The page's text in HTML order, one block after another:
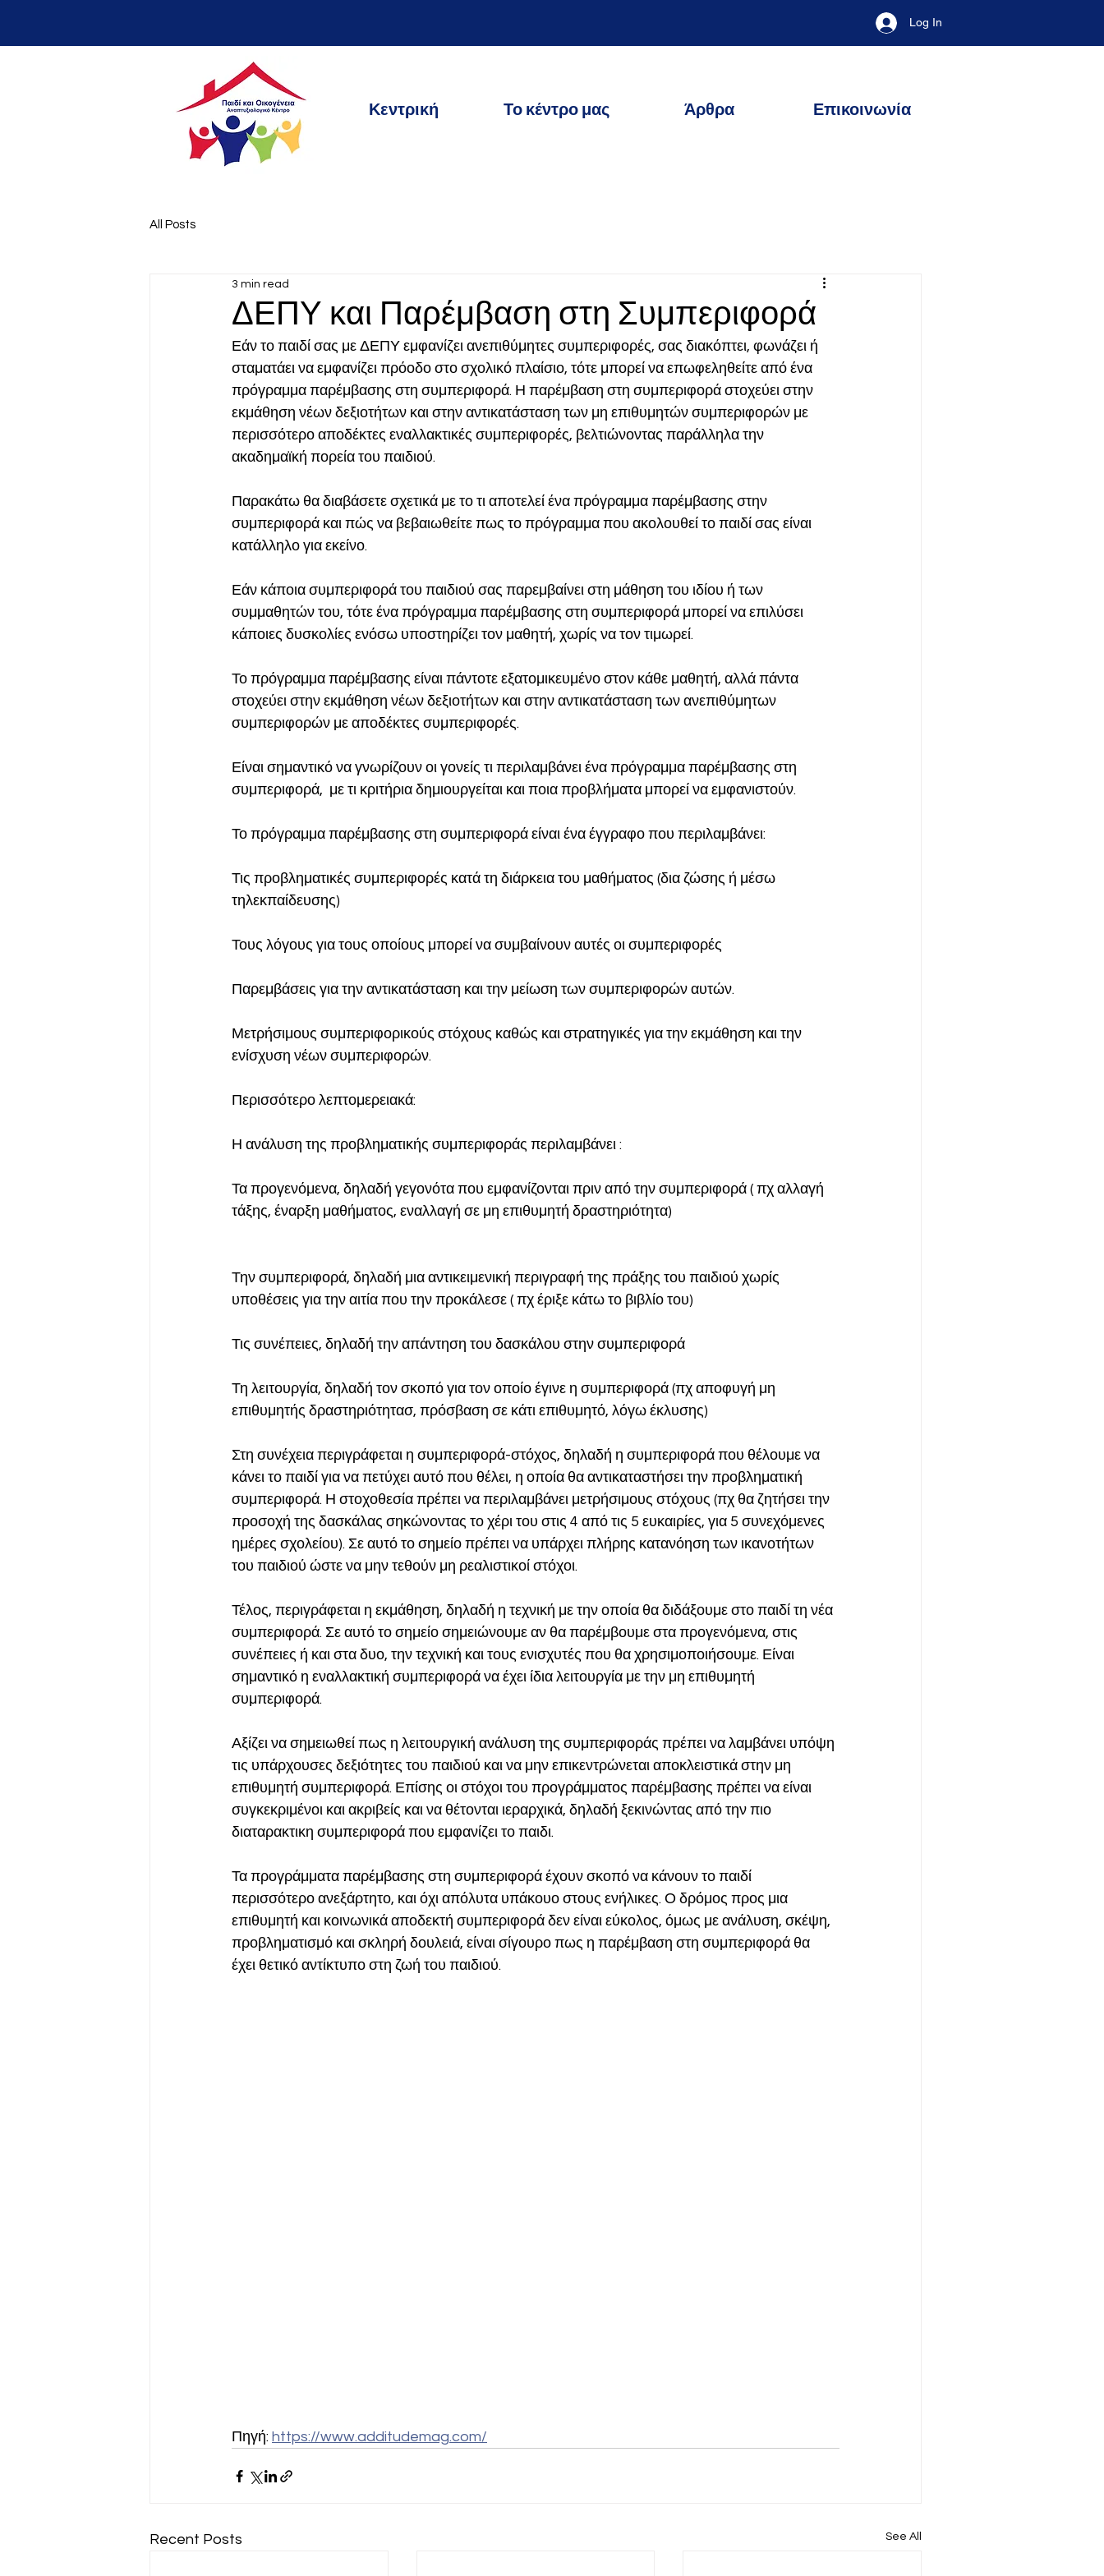
Log In
Κεντρική Το κέντρο μας Άρθρα Επικοινωνία
All Posts
ΔΕΠΥ και Παρέμβαση στη Συμπεριφορά
3 min read
Εάν το παιδί σας με ΔΕΠΥ εμφανίζει ανεπιθύμητες συμπεριφορές, σας διακόπτει, φωνάζει ή
σταματάει να εμφανίζει πρόοδο στο σχολικό πλαίσιο, τότε μπορεί να επωφεληθείτε από ένα
πρόγραμμα παρέμβασης στη συμπεριφορά. Η παρέμβαση στη συμπεριφορά στοχεύει στην
εκμάθηση νέων δεξιοτήτων και στην αντικατάσταση των μη επιθυμητών συμπεριφορών με
περισσότερο αποδέκτες εναλλακτικές συμπεριφορές, βελτιώνοντας παράλληλα την
ακαδημαϊκή πορεία του παιδιού.
Παρακάτω θα διαβάσετε σχετικά με το τι αποτελεί ένα πρόγραμμα παρέμβασης στην
συμπεριφορά και πώς να βεβαιωθείτε πως το πρόγραμμα που ακολουθεί το παιδί σας είναι
κατάλληλο για εκείνο.
Εάν κάποια συμπεριφορά του παιδιού σας παρεμβαίνει στη μάθηση του ιδίου ή των
συμμαθητών του, τότε ένα πρόγραμμα παρέμβασης στη συμπεριφορά μπορεί να επιλύσει
κάποιες δυσκολίες ενόσω υποστηρίζει τον μαθητή, χωρίς να τον τιμωρεί.
Το πρόγραμμα παρέμβασης είναι πάντοτε εξατομικευμένο στον κάθε μαθητή, αλλά πάντα
στοχεύει στην εκμάθηση νέων δεξιοτήτων και στην αντικατάσταση των ανεπιθύμητων
συμπεριφορών με αποδέκτες συμπεριφορές.
Είναι σημαντικό να γνωρίζουν οι γονείς τι περιλαμβάνει ένα πρόγραμμα παρέμβασης στη
συμπεριφορά,  με τι κριτήρια δημιουργείται και ποια προβλήματα μπορεί να εμφανιστούν.
Το πρόγραμμα παρέμβασης στη συμπεριφορά είναι ένα έγγραφο που περιλαμβάνει:
Τις προβληματικές συμπεριφορές κατά τη διάρκεια του μαθήματος (δια ζώσης ή μέσω
τηλεκπαίδευσης)
Τους λόγους για τους οποίους μπορεί να συμβαίνουν αυτές οι συμπεριφορές
Παρεμβάσεις για την αντικατάσταση και την μείωση των συμπεριφορών αυτών.
Μετρήσιμους συμπεριφορικούς στόχους καθώς και στρατηγικές για την εκμάθηση και την
ενίσχυση νέων συμπεριφορών.
Περισσότερο λεπτομερειακά:
Η ανάλυση της προβληματικής συμπεριφοράς περιλαμβάνει :
Τα προγενόμενα, δηλαδή γεγονότα που εμφανίζονται πριν από την συμπεριφορά ( πχ αλλαγή
τάξης, έναρξη μαθήματος, εναλλαγή σε μη επιθυμητή δραστηριότητα)
Την συμπεριφορά, δηλαδή μια αντικειμενική περιγραφή της πράξης του παιδιού χωρίς
υποθέσεις για την αιτία που την προκάλεσε ( πχ έριξε κάτω το βιβλίο του)
Τις συνέπειες, δηλαδή την απάντηση του δασκάλου στην συμπεριφορά
Τη λειτουργία, δηλαδή τον σκοπό για τον οποίο έγινε η συμπεριφορά (πχ αποφυγή μη
επιθυμητής δραστηριότητασ, πρόσβαση σε κάτι επιθυμητό, λόγω έκλυσης)
Στη συνέχεια περιγράφεται η συμπεριφορά-στόχος, δηλαδή η συμπεριφορά που θέλουμε να
κάνει το παιδί για να πετύχει αυτό που θέλει, η οποία θα αντικαταστήσει την προβληματική
συμπεριφορά. Η στοχοθεσία πρέπει να περιλαμβάνει μετρήσιμους στόχους (πχ θα ζητήσει την
προσοχή της δασκάλας σηκώνοντας το χέρι του στις 4 από τις 5 ευκαιρίες, για 5 συνεχόμενες
ημέρες σχολείου). Σε αυτό το σημείο πρέπει να υπάρχει πλήρης κατανόηση των ικανοτήτων
του παιδιού ώστε να μην τεθούν μη ρεαλιστικοί στόχοι.
Τέλος, περιγράφεται η εκμάθηση, δηλαδή η τεχνική με την οποία θα διδάξουμε στο παιδί τη νέα
συμπεριφορά. Σε αυτό το σημείο σημειώνουμε αν θα παρέμβουμε στα προγενόμενα, στις
συνέπειες ή και στα δυο, την τεχνική και τους ενισχυτές που θα χρησιμοποιήσουμε. Είναι
σημαντικό η εναλλακτική συμπεριφορά να έχει ίδια λειτουργία με την μη επιθυμητή
συμπεριφορά.
Αξίζει να σημειωθεί πως η λειτουργική ανάλυση της συμπεριφοράς πρέπει να λαμβάνει υπόψη
τις υπάρχουσες δεξιότητες του παιδιού και να μην επικεντρώνεται αποκλειστικά στην μη
επιθυμητή συμπεριφορά. Επίσης οι στόχοι του προγράμματος παρέμβασης πρέπει να είναι
συγκεκριμένοι και ακριβείς και να θέτονται ιεραρχικά, δηλαδή ξεκινώντας από την πιο
διαταρακτικη συμπεριφορά που εμφανίζει το παιδι.
Τα προγράμματα παρέμβασης στη συμπεριφορά έχουν σκοπό να κάνουν το παιδί
περισσότερο ανεξάρτητο, και όχι απόλυτα υπάκουο στους ενήλικες. Ο δρόμος προς μια
επιθυμητή και κοινωνικά αποδεκτή συμπεριφορά δεν είναι εύκολος, όμως με ανάλυση, σκέψη,
προβληματισμό και σκληρή δουλειά, είναι σίγουρο πως η παρέμβαση στη συμπεριφορά θα
έχει θετικό αντίκτυπο στη ζωή του παιδιού.
Πηγή: https://www.additudemag.com/
Recent Posts See All